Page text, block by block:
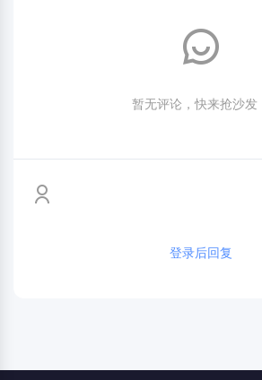
暂无评论，快来抢沙发
登录后回复